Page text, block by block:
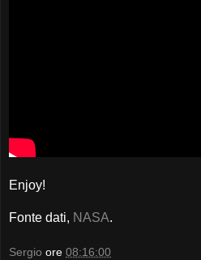
Enjoy!
Fonte dati, NASA.
Sergio ore 08:16:00